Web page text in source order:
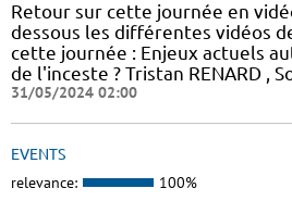
Retour sur cette journée en
dessous les différentes vidéos
cette journée : Enjeux actuels
de l'inceste ? Tristan RENARD ,
31/05/2024 02:00
EVENTS
relevance: 100%